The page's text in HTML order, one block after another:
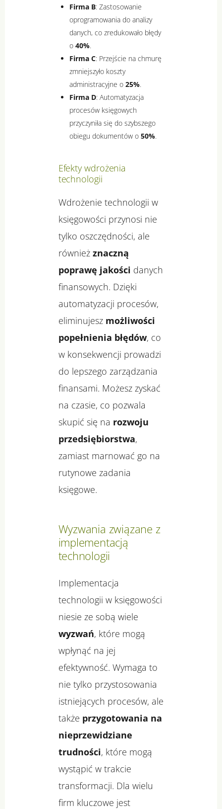
Firma B: Zastosowanie
oprogramowania do analizy
danych, co zredukowało błędy
o 40%.
Firma C: Przejście na chmurę
zmniejszyło koszty
administracyjne o 25%.
Firma D: Automatyzacja
procesów księgowych
przyczyniła się do szybszego
obiegu dokumentów o 50%.
Efekty wdrożenia
technologii
Wdrożenie technologii w
księgowości przynosi nie
tylko oszczędności, ale
również znaczną
poprawę jakości danych
finansowych. Dzięki
automatyzacji procesów,
eliminujesz możliwości
popełnienia błędów, co
w konsekwencji prowadzi
do lepszego zarządzania
finansami. Możesz zyskać
na czasie, co pozwala
skupić się na rozwoju
przedsiębiorstwa,
zamiast marnować go na
rutynowe zadania
księgowe.
Wyzwania związane z
implementacją
technologii
Implementacja
technologii w księgowości
niesie ze sobą wiele
wyzwań, które mogą
wpłynąć na jej
efektywność. Wymaga to
nie tylko przystosowania
istniejących procesów, ale
także przygotowania na
nieprzewidziane
trudności, które mogą
wystąpić w trakcie
transformacji. Dla wielu
firm kluczowe jest